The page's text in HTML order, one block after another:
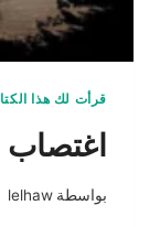
قرأت لك هذا
بواسطة lelhaw